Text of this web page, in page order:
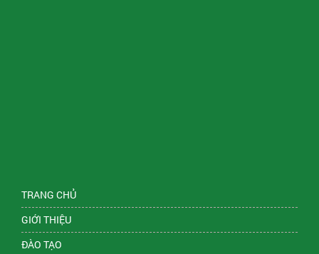
TRANG CHỦ
GIỚI THIỆU
ĐÀO TẠO